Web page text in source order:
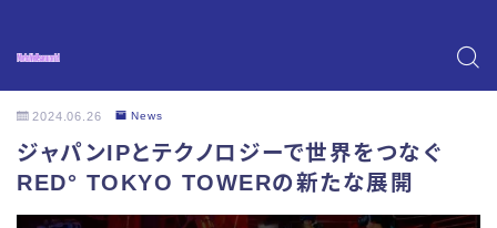
2024.06.26 News
ジャパンIPとテクノロジーで世界をつなぐ
RED° TOKYO TOWERの新たな展開